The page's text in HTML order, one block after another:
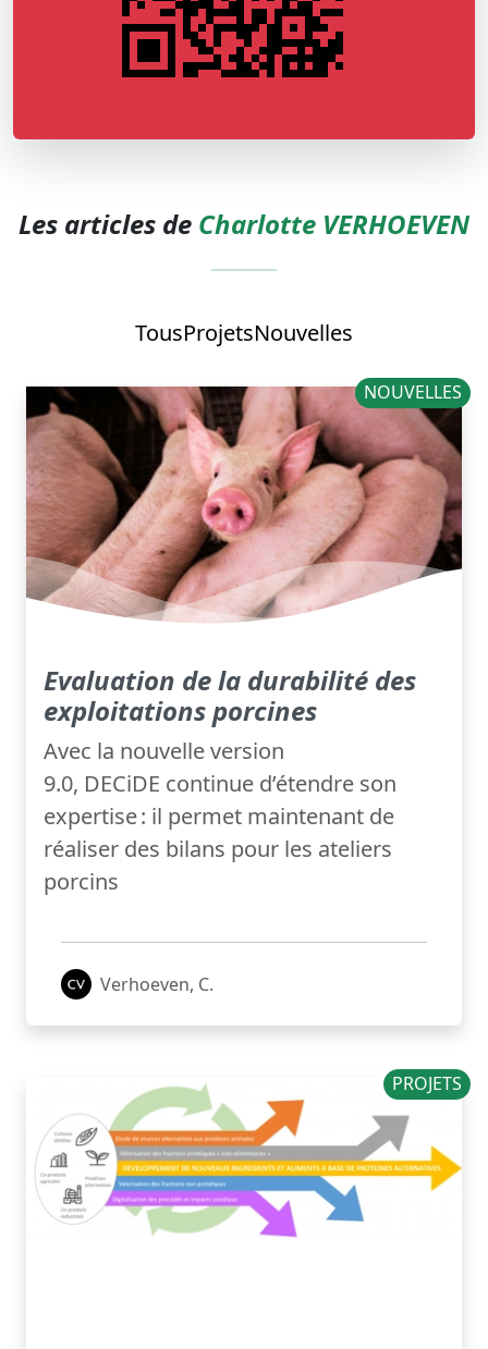
Les articles de Charlotte VERHOEVEN
TousProjetsNouvelles
NOUVELLES
Evaluation de la durabilité des
exploitations porcines
Avec la nouvelle version
9.0, DECiDE continue d’étendre son
expertise : il permet maintenant de
réaliser des bilans pour les ateliers
porcins
Verhoeven, C.
PROJETS